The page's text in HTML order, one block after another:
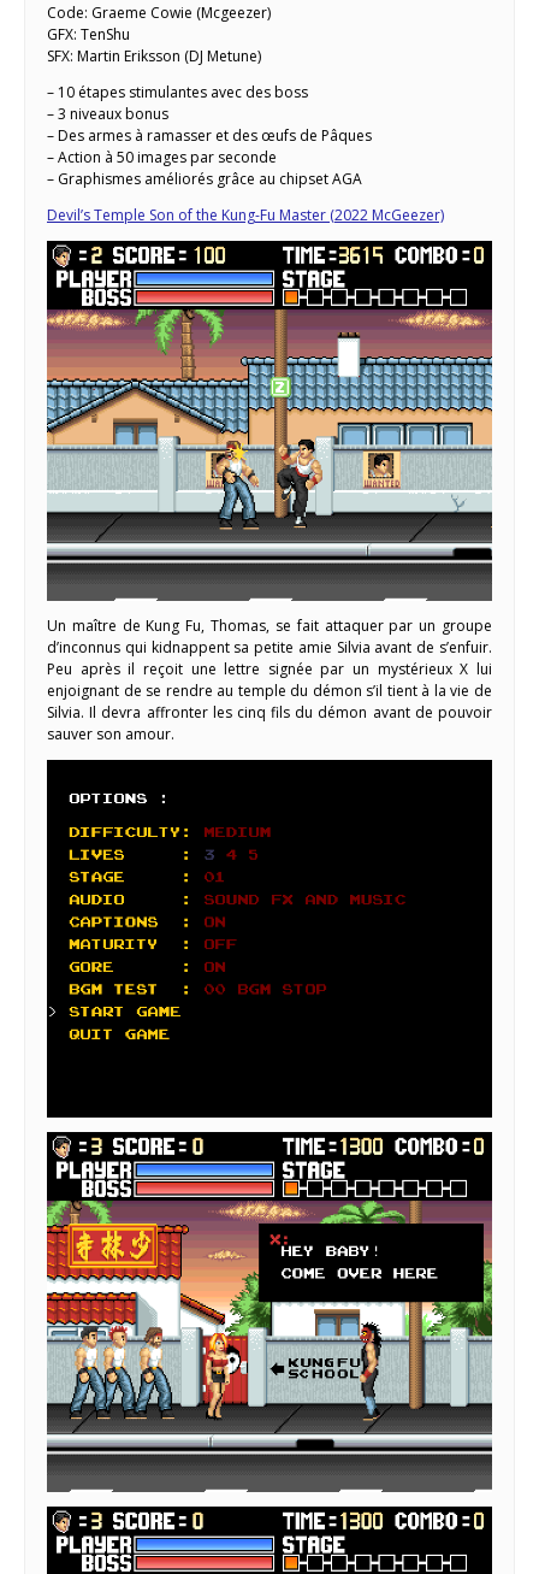
Code: Graeme Cowie (Mcgeezer)
GFX: TenShu
SFX: Martin Eriksson (DJ Metune)
– 10 étapes stimulantes avec des boss
– 3 niveaux bonus
– Des armes à ramasser et des œufs de Pâques
– Action à 50 images par seconde
– Graphismes améliorés grâce au chipset AGA
Devil’s Temple Son of the Kung-Fu Master (2022 McGeezer)
Un maître de Kung Fu, Thomas, se fait attaquer par un groupe
d’inconnus qui kidnappent sa petite amie Silvia avant de s’enfuir.
Peu après il reçoit une lettre signée par un mystérieux X lui
enjoignant de se rendre au temple du démon s’il tient à la vie de
Silvia. Il devra affronter les cinq fils du démon avant de pouvoir
sauver son amour.